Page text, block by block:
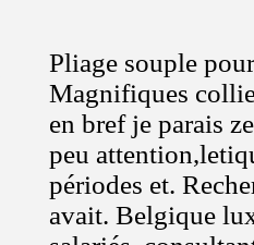
Pliage souple
Magnifiques
en bref je parais
peu
périodes et.
avait. Belgique